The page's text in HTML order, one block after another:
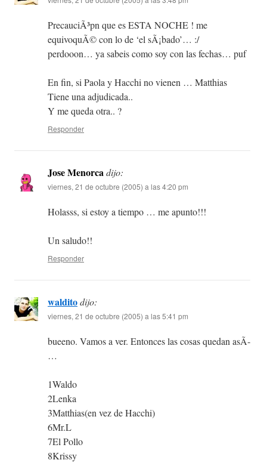
PrecauciÃ³pn que es ESTA NOCHE ! me
equivoquÃ© con lo de ‘el sÃ¡bado’… :/
perdooon… ya sabeis como soy con las fechas… puf
En fin, si Paola y Hacchi no vienen … Matthias
Tiene una adjudicada..
Y me queda otra.. ?
Responder
Jose Menorcadijo:
viernes, 21 de octubre (2005) a las 4:20 pm
Holasss, si estoy a tiempo … me apunto!!!
Un saludo!!
Responder
walditodijo:
viernes, 21 de octubre (2005) a las 5:41 pm
bueeno. Vamos a ver. Entonces las cosas quedan asÃ­
…
1Waldo
2Lenka
3Matthias(en vez de Hacchi)
6Mr.L
7El Pollo
8Krissy